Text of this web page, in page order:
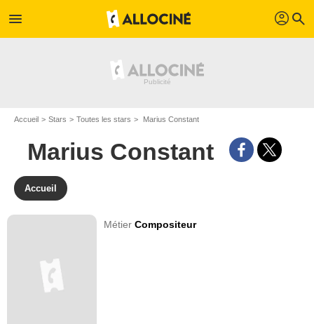
menu profil search
Accueil Stars Toutes les stars Marius Constant
Marius Constant
Accueil
MétierCompositeur